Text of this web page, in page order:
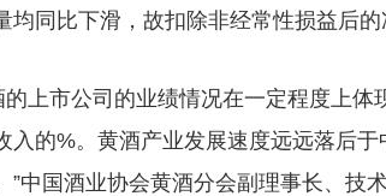
同比下滑，故扣除非经常性损益后的
上市公司的业绩情况在一定程度上体
入的%。黄酒产业发展速度远远落后
”中国酒业协会黄酒分会副理事长、技